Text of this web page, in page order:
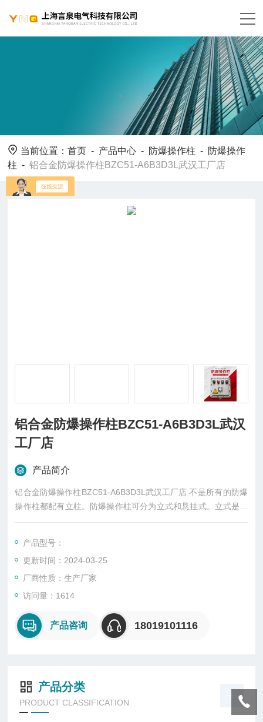
当前位置：首页 - 产品中心 - 防爆操作柱 - 防爆操作
柱 -铝合金防爆操作柱BZC51-A6B3D3L武汉工厂店
铝合金防爆操作柱BZC51-A6B3D3L武汉
工厂店
产品简介
铝合金防爆操作柱BZC51-A6B3D3L武汉工厂店 不是所有的防爆
操作柱都配有立柱。防爆操作柱可分为立式和悬挂式。立式是柱
盒结合，挂式是单个盒子挂在墙上没有柱。二者防爆性能差别不
产品型号：
更新时间：2024-03-25
厂商性质：生产厂家
访问量：1614
产品咨询 18019101116
产品分类
PRODUCT CLASSIFICATION